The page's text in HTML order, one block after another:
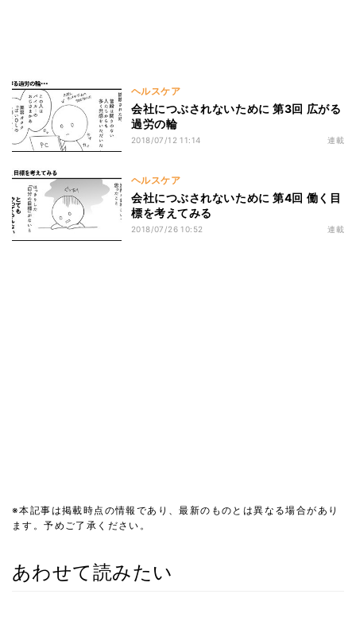
ヘルスケア
会社につぶされないために 第3回 広がる
過労の輪
2018/07/12 11:14 連載
ヘルスケア
会社につぶされないために 第4回 働く目
標を考えてみる
2018/07/26 10:52 連載
※本記事は掲載時点の情報であり、最新のものとは異なる場合があり
ます。予めご了承ください。
あわせて読みたい